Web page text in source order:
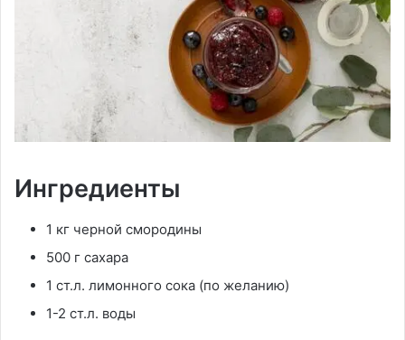
Ингредиенты
1 кг черной смородины
500 г сахара
1 ст.л. лимонного сока (по желанию)
1-2 ст.л. воды